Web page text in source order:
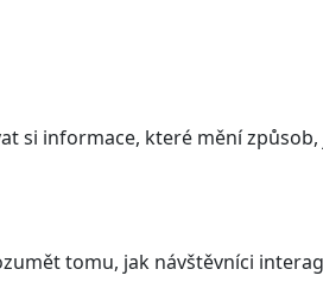
informace, které mění
tomu, jak návštěvníci